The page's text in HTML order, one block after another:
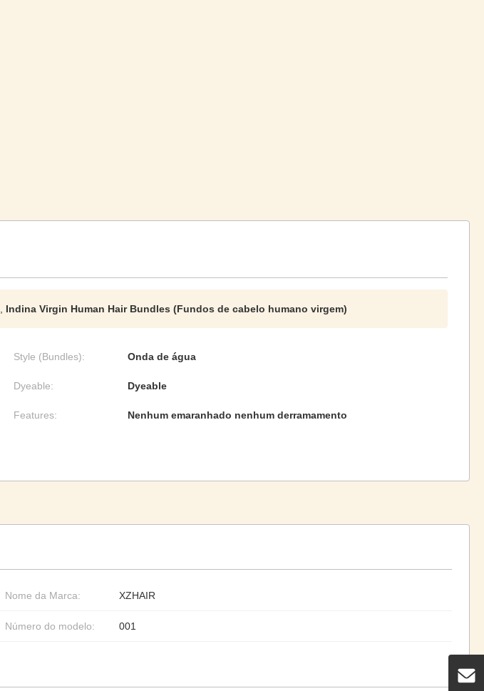
Indina Virgin Human Hair Bundles (Fundos de cabelo humano virgem)
Style (Bundles): Onda de água
Dyeable: Dyeable
Features: Nenhum emaranhado nenhum derramamento
Nome da Marca: XZHAIR
Número do modelo: 001